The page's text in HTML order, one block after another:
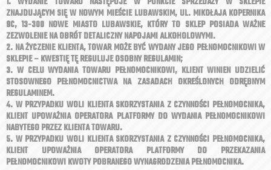
ZNAJDUJĄCYM SIĘ W NOWYM MIEŚCIE LUBAWSKIM, UL. MIKOŁAJA KOPERNIKA
9C, 13-300 NOWE MIASTO LUBAWSKIE, KTÓRY TO SKLEP POSIADA WAŻNE
ZEZWOLENIE NA OBRÓT DETALICZNY NAPOJAMI ALKOHOLOWYMI.
2. NA ŻYCZENIE KLIENTA, TOWAR MOŻE BYĆ WYDANY JEGO PEŁNOMOCNIKOWI W
SKLEPIE – KWESTIĘ TĘ REGULUJE OSOBNY REGULAMIN;
3. W CELU WYDANIA TOWARU PEŁNOMOCNIKOWI, KLIENT WINIEN UDZIELIĆ
STOSOWNEGO PEŁNOMOCNICTWA NA ZASADACH OKREŚLONYCH ODRĘBNYM
REGULAMINEM.
4. W PRZYPADKU WOLI KLIENTA SKORZYSTANIA Z CZYNNOŚCI PEŁNOMOCNIKA,
KLIENT UPOWAŻNIA OPERATORA PLATFORMY DO WYDANIA PEŁNOMOCNIKOWI
NABYTEGO PRZEZ KLIENTA TOWARU.
5. W PRZYPADKU WOLI KLIENTA SKORZYSTANIA Z CZYNNOŚCI PEŁNOMOCNIKA,
KLIENT UPOWAŻNIA OPERATORA PLATFORMY DO PRZEKAZANIA
PEŁNOMOCNIKOWI KWOTY POBRANEGO WYNAGRODZENIA PEŁNOMOCNIKA.